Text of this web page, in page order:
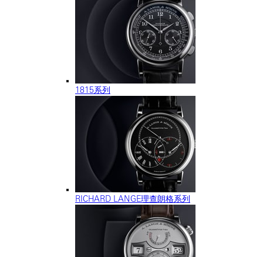
1815系列
RICHARD LANGE理查朗格系列